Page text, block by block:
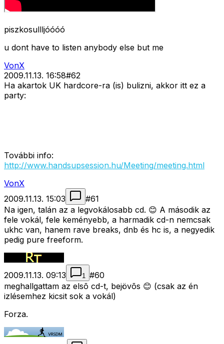
piszkosullljóóóó
u dont have to listen anybody else but me
VonX
2009.11.13. 16:58#62
Ha akartok UK hardcore-ra (is) bulizni, akkor itt ez a
party:
További info:
http://www.handsupsession.hu/Meeting/meeting.html
VonX
2009.11.13. 15:03
#61
Na igen, talán az a legvokálosabb cd. 😊 A második az
fele vokál, fele keményebb, a harmadik cd-n nemcsak
ukhc van, hanem rave breaks, dnb és hc is, a negyedik
pedig pure freeform.
2009.11.13. 09:13 1 #60
meghallgattam az elsõ cd-t, bejövõs 😊 (csak az én
izlésemhez kicsit sok a vokál)
Forza.